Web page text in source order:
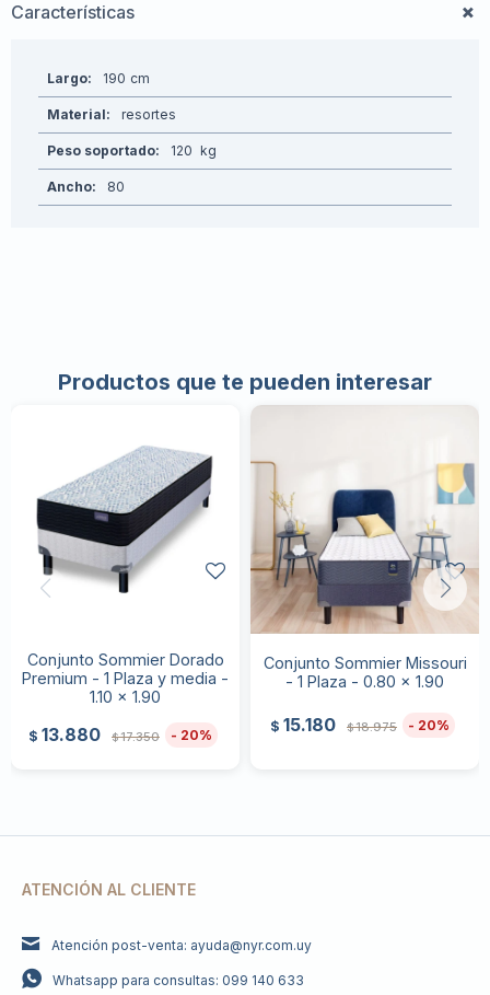
Características
Largo 190
Material resortes
Peso soportado 120
Ancho 80
Productos que te pueden interesar
Conjunto Sommier Dorado
Premium - 1 Plaza y media -
1.10 x 1.90
$ 13.880 $17.350 20
Conjunto Sommier Missouri
- 1 Plaza - 0.80 x 1.90
$ 15.180 $18.975 20
ATENCIÓN AL CLIENTE
Atención post-venta: ayuda@nyr.com.uy
Whatsapp para consultas: 099 140 633